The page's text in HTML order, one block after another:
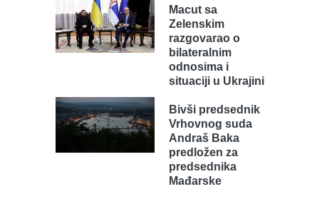
Macut sa
Zelenskim
razgovarao o
bilateralnim
odnosima i
situaciji u Ukrajini
Bivši predsednik
Vrhovnog suda
Andraš Baka
predložen za
predsednika
Mađarske